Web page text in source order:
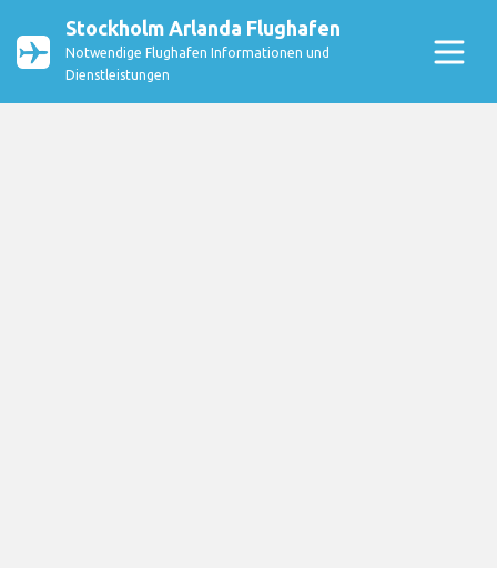
Stockholm Arlanda Flughafen
Notwendige Flughafen Informationen und
Dienstleistungen